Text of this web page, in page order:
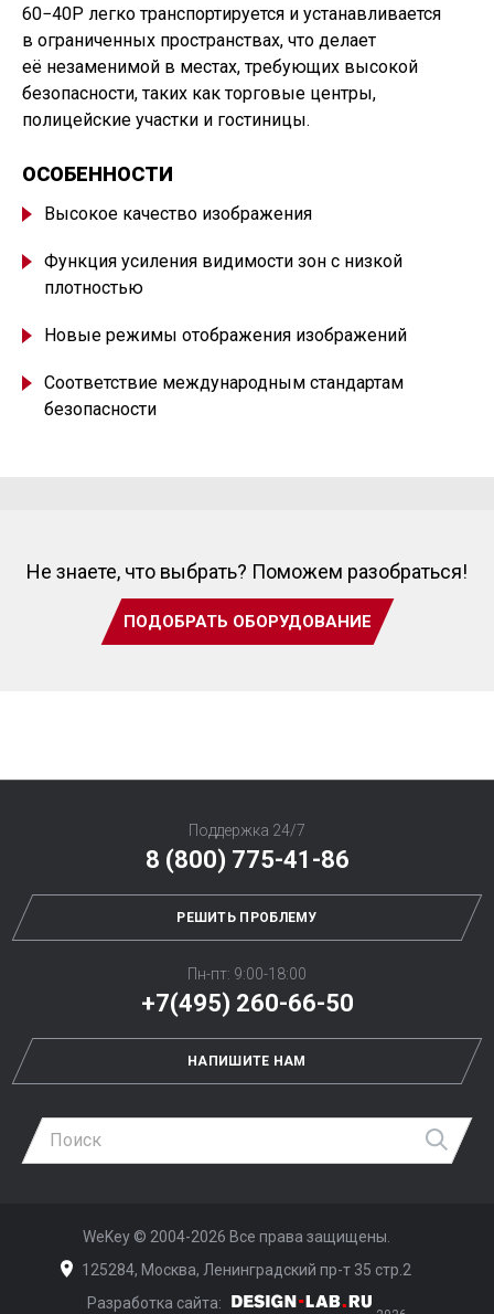
60−40P легко транспортируется и устанавливается
в ограниченных пространствах, что делает
её незаменимой в местах, требующих высокой
безопасности, таких как торговые центры,
полицейские участки и гостиницы.
ОСОБЕННОСТИ
Высокое качество изображения
Функция усиления видимости зон с низкой
плотностью
Новые режимы отображения изображений
Соответствие международным стандартам
безопасности
Не знаете, что выбрать? Поможем разобраться!
ПОДОБРАТЬ ОБОРУДОВАНИЕ
Поддержка 24/7
8 (800) 775-41-86
РЕШИТЬ ПРОБЛЕМУ
Пн-пт: 9:00-18:00
+7(495) 260-66-50
НАПИШИТЕ НАМ
WeKey © 2004-2026 Все права защищены.
125284, Москва, Ленинградский пр-т 35 стр.2
Разработка сайта:
Дизайн-Лаб